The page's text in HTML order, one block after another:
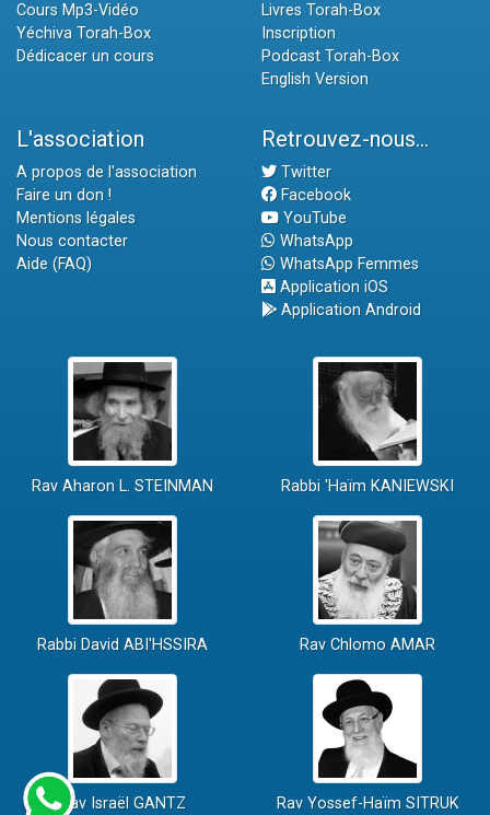
Cours Mp3-Vidéo
Yéchiva Torah-Box
Dédicacer un cours
Livres Torah-Box
Inscription
Podcast Torah-Box
English Version
L'association
A propos de l'association
Faire un don !
Mentions légales
Nous contacter
Aide (FAQ)
Retrouvez-nous...
Twitter
Facebook
YouTube
WhatsApp
WhatsApp Femmes
Application iOS
Application Android
Rav Aharon L. STEINMAN Rabbi 'Haïm KANIEWSKI
Rabbi David ABI'HSSIRA Rav Chlomo AMAR
Rav Israël GANTZ Rav Yossef-Haïm SITRUK